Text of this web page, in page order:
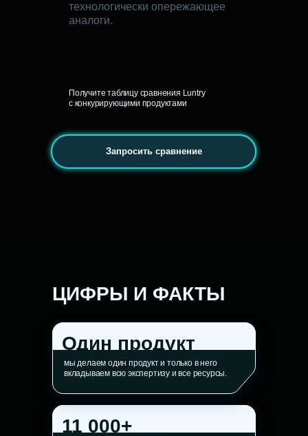
Получите таблицу сравнения Luntry
с конкурирующими продуктами
Запросить сравнение
технологически опережающее
аналоги.
ЦИФРЫ И ФАКТЫ
11 000+
Один продукт
мы делаем один продукт и только в него
вкладываем всю экспертизу и все ресурсы.